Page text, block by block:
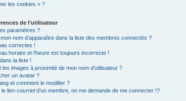
les cookies » ?
de l’utilisateur
paramètres ?
nom d’apparaître dans la liste des membres connectés ?
correctes !
horaire et l’heure est toujours incorrecte !
la liste !
images à proximité de mon nom d’utilisateur ?
un avatar ?
et comment le modifier ?
lien courrield’un membre, on me demande de me connecter !?